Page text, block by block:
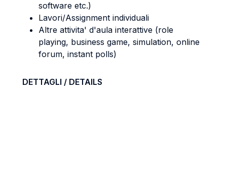
software etc.)
Lavori/Assignment individuali
Altre attivita' d'aula interattive (role
playing, business game, simulation, online
forum, instant polls)
DETTAGLI / DETAILS